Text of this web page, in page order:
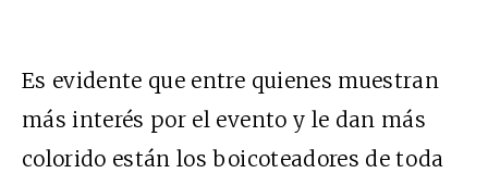
Es evidente que entre quienes muestran
más interés por el evento y le dan más
colorido están los boicoteadores de toda